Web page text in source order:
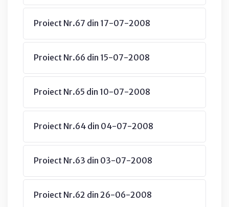
Proiect Nr.67 din 17-07-2008
Proiect Nr.66 din 15-07-2008
Proiect Nr.65 din 10-07-2008
Proiect Nr.64 din 04-07-2008
Proiect Nr.63 din 03-07-2008
Proiect Nr.62 din 26-06-2008